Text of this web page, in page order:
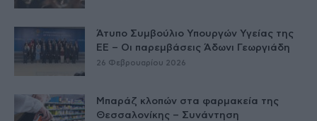
Άτυπο Συμβούλιο Υπουργών Υγείας της
ΕE – Οι παρεμβάσεις Άδωνι Γεωργιάδη
26 Φεβρουαρίου 2026
Μπαράζ κλοπών στα φαρμακεία της
Θεσσαλονίκης – Συνάντηση